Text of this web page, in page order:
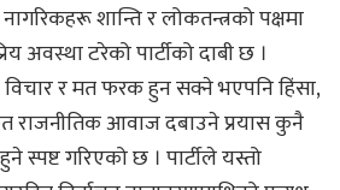
शान्ति र लोकतन्त्रको पक्षमा
अवस्था टरेको पार्टीको दाबी छ ।
विचार र मत फरक हुन सक्ने भएपनि हिंसा,
राजनीतिक आवाज दबाउने प्रयास कुनै
स्पष्ट गरिएको छ । पार्टीले यस्तो